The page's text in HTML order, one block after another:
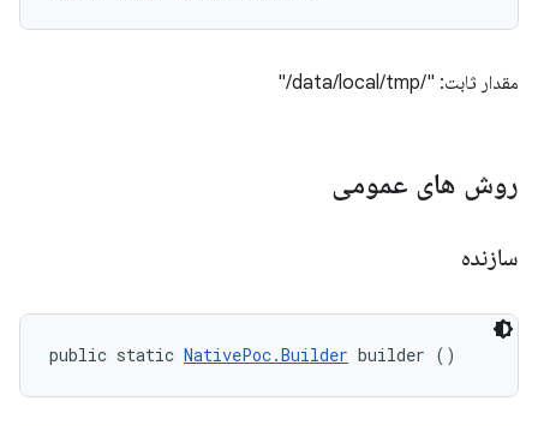
مقدار ثابت: "/data/local/tmp/"
روش های عمومی
سازنده
public static NativePoc.Builder builder ()